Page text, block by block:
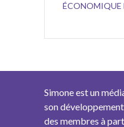
ÉCONOMIQUE
Simone est un
son
des membres à